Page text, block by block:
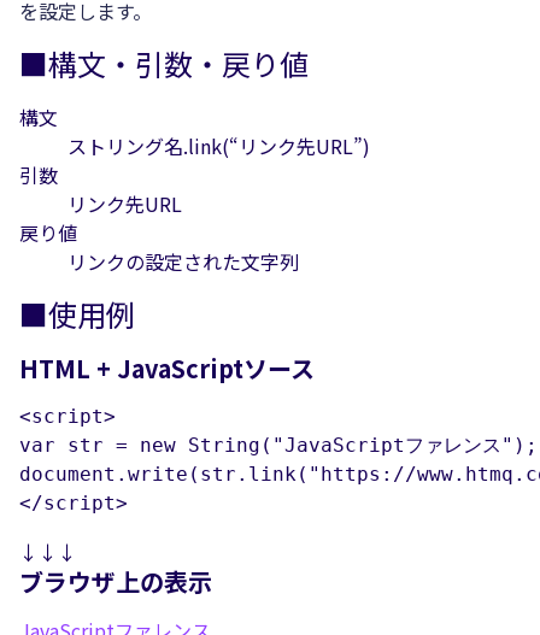
を設定します。
■構文・引数・戻り値
構文
ストリング名.link(“リンク先URL”)
引数
リンク先URL
戻り値
リンクの設定された文字列
■使用例
HTML + JavaScriptソース
<script>
var str = new String("JavaScriptファレンス");
document.write(str.link("https://
</script>
↓↓↓
ブラウザ上の表示